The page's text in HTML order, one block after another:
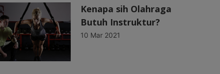
Kenapa sih Olahraga
Butuh Instruktur?
10 Mar 2021